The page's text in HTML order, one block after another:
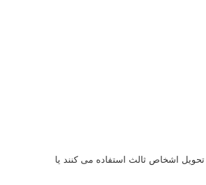
طول می کشد و از خدمات تحویل اشخاص ثالث استفاده می کنند یا